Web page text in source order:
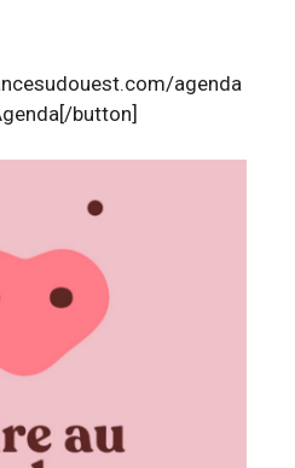
agenda
button]